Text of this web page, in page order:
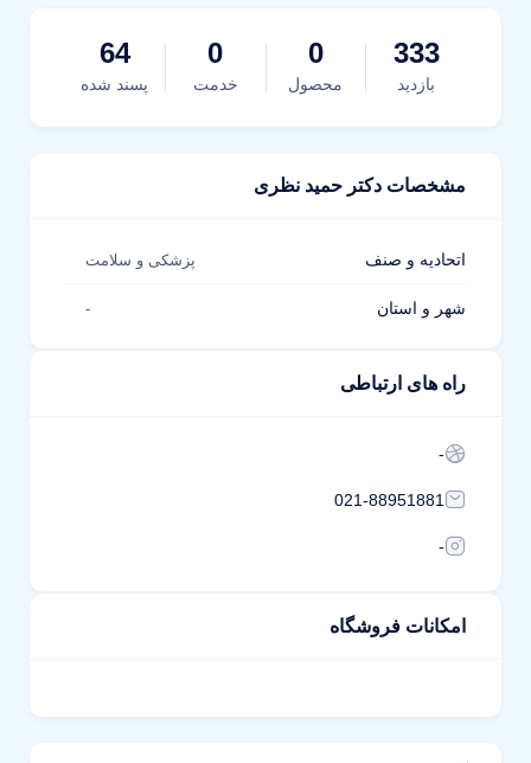
333
بازدید
0
محصول
0
خدمت
64
پسند شده
مشخصات دکتر حمید نظری
اتحادیه و صنف پزشکی و سلامت
شهر و استان -
راه های ارتباطی
-
021-88951881
-
امکانات فروشگاه